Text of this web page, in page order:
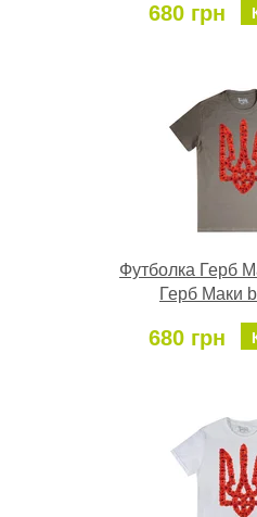
680 грн
Футболка Герб
Герб Маки
680 грн